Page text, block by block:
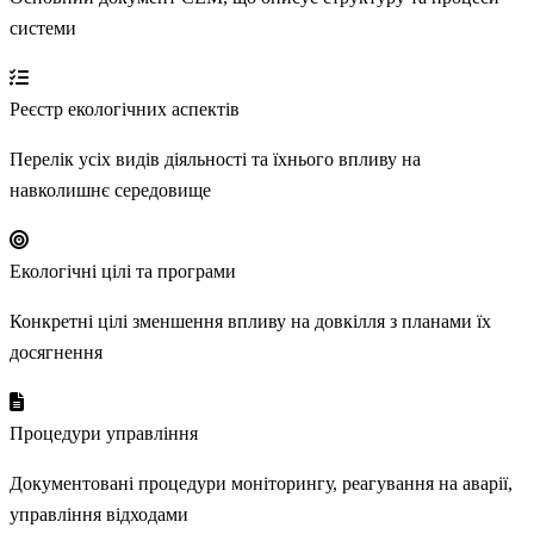
системи
Реєстр екологічних аспектів
Перелік усіх видів діяльності та їхнього впливу на
навколишнє середовище
Екологічні цілі та програми
Конкретні цілі зменшення впливу на довкілля з планами їх
досягнення
Процедури управління
Документовані процедури моніторингу, реагування на аварії,
управління відходами